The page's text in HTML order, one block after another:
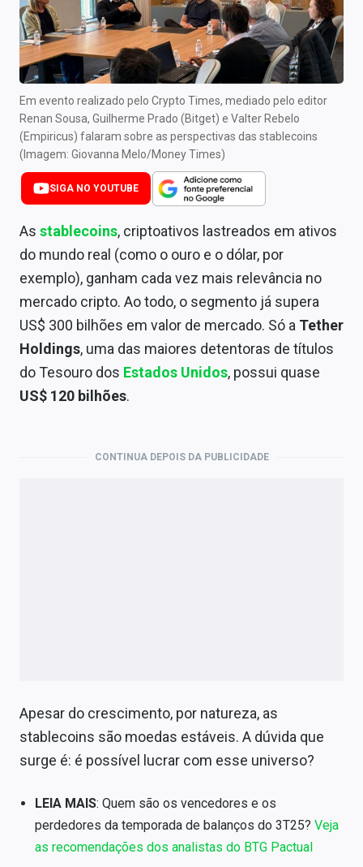
Carteiras Recomendadas
Central de Dividendos
Central de Fundos Imobiliários
Central dos IPOs
Renda Fixa
Finanças Pessoais
Economia
Brasil
Política
Contato
Em evento realizado pelo Crypto Times, mediado pelo editor
Renan Sousa, Guilherme Prado (Bitget) e Valter Rebelo
(Empiricus) falaram sobre as perspectivas das stablecoins
(Imagem: Giovanna Melo/Money Times)
SIGA NO YOUTUBE
As stablecoins, criptoativos lastreados em ativos
do mundo real (como o ouro e o dólar, por
exemplo), ganham cada vez mais relevância no
mercado cripto. Ao todo, o segmento já supera
US$ 300 bilhões em valor de mercado. Só a Tether
Holdings, uma das maiores detentoras de títulos
do Tesouro dos Estados Unidos, possui quase
US$ 120 bilhões.
CONTINUA DEPOIS DA PUBLICIDADE
Apesar do crescimento, por natureza, as
stablecoins são moedas estáveis. A dúvida que
surge é: é possível lucrar com esse universo?
LEIA MAIS: Quem são os vencedores e os
perdedores da temporada de balanços do 3T25?Veja
as recomendações dos analistas do BTG Pactual